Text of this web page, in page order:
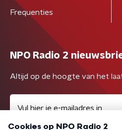
Frequenties
NPO Radio 2
Altijd op de hoogte van het